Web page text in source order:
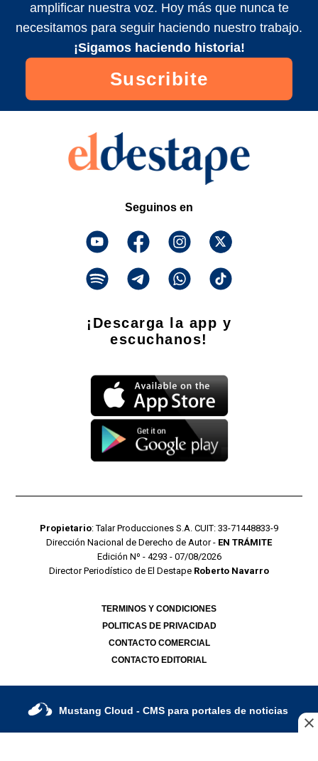
amplificar nuestra voz. Hoy más que nunca te
necesitamos para seguir haciendo nuestro trabajo.
¡Sigamos haciendo historia!
Suscribite
Seguinos en
¡Descarga la app y
escuchanos!
Propietario: Talar Producciones S.A. CUIT: 33-71448833-9
Dirección Nacional de Derecho de Autor - EN TRÁMITE
Edición Nº - 4293 - 07/08/2026
Director Periodístico de El Destape Roberto Navarro
TERMINOS Y CONDICIONES
POLITICAS DE PRIVACIDAD
CONTACTO COMERCIAL
CONTACTO EDITORIAL
Mustang Cloud - CMS para portales de noticias